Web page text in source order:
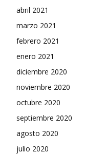
abril 2021
marzo 2021
febrero 2021
enero 2021
diciembre 2020
noviembre 2020
octubre 2020
septiembre 2020
agosto 2020
julio 2020